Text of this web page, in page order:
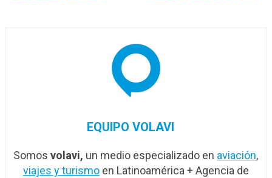
EQUIPO VOLAVI
Somosvolavi, un medio especializado en aviación,
viajes y turismoen Latinoamérica + Agencia de